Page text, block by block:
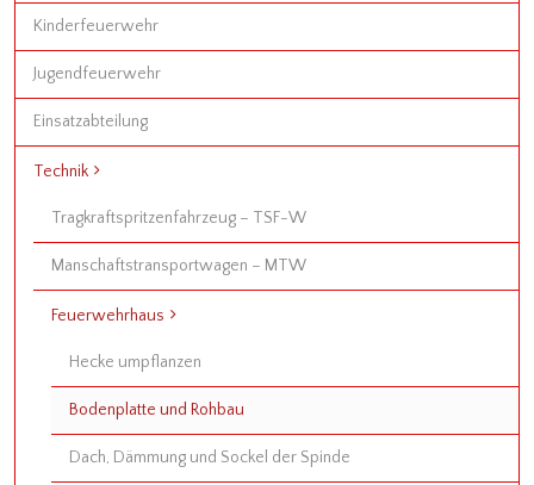
Kinderfeuerwehr
Jugendfeuerwehr
Einsatzabteilung
Technik
Tragkraftspritzenfahrzeug – TSF-W
Manschaftstransportwagen – MTW
Feuerwehrhaus
Hecke umpflanzen
Bodenplatte und Rohbau
Dach, Dämmung und Sockel der Spinde